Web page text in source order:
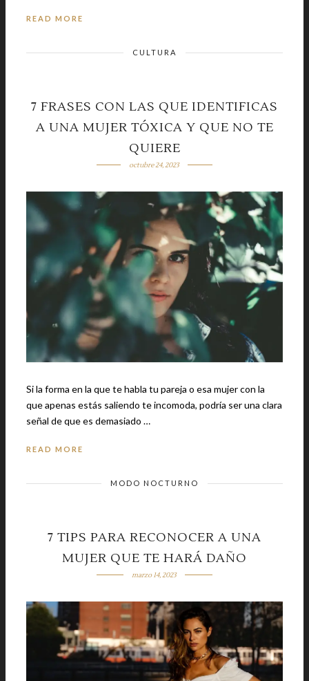
READ MORE
CULTURA
7 FRASES CON LAS QUE IDENTIFICAS
A UNA MUJER TÓXICA Y QUE NO TE
QUIERE
octubre 24, 2023
Si la forma en la que te habla tu pareja o esa mujer con la
que apenas estás saliendo te incomoda, podría ser una clara
señal de que es demasiado …
READ MORE
MODO NOCTURNO
7 TIPS PARA RECONOCER A UNA
MUJER QUE TE HARÁ DAÑO
marzo 14, 2023